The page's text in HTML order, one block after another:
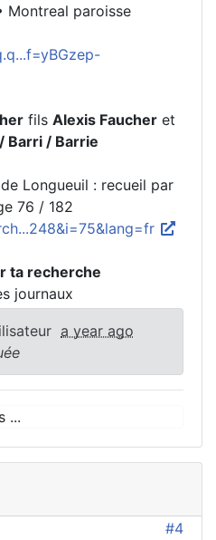
Montreal paroisse
fils Alexis Faucher et
Barri / Barrie
Longueuil : recueil par
76 / 182
ta recherche
journaux
a year ago
...
#4